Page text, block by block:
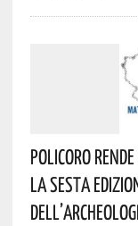
Policoro
La Sesta